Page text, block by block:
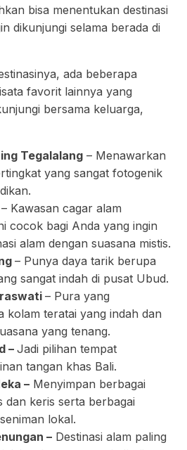
bisa menentukan destinasi
dikunjungi selama berada di
ada beberapa
favorit lainnya yang
bersama keluarga,
Tegalalang – Menawarkan
yang sangat fotogenik
– Kawasan cagar alam
cocok bagi Anda yang ingin
alam dengan suasana mistis.
– Punya daya tarik berupa
sangat indah di pusat Ubud.
– Pura yang
kolam teratai yang indah dan
yang tenang.
– Jadi pilihan tempat
tangan khas Bali.
– Menyimpan berbagai
dan keris serta berbagai
lokal.
– Destinasi alam paling